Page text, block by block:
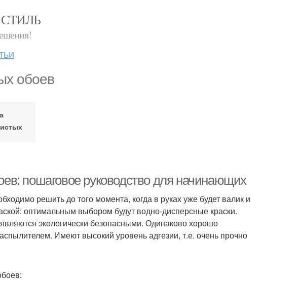
обоев
пошаговое руководство для начинающих
решить до того момента, когда в руках уже будет валик и
оптимальным выбором будут водно-дисперсные краски.
экологически безопасными. Одинаково хорошо
Имеют высокий уровень адгезии, т.е. очень прочно